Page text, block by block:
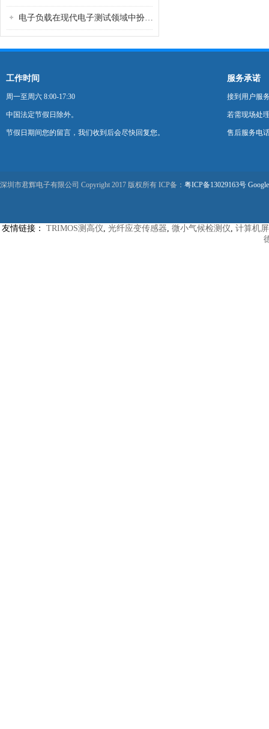
电子负载在现代电子测试领域中扮演着重要的角色
工作时间
周一至周六 8:00-17:30
中国法定节假日除外。
节假日期间您的留言，我们收到后会尽快回复您。
服务承诺
接到用户服
若需现场处
售后服务电
深圳市君辉电子有限公司 Copyright 2017 版权所有 ICP备： 粤ICP备13029163号
友情链接： TRIMOS测高仪, 光纤应变传感器, 微小气候检测仪, 计算机